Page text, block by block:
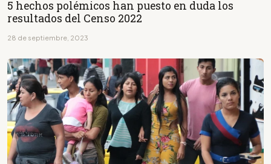
5 hechos polémicos han puesto en duda los
resultados del Censo 2022
28 de septiembre, 2023